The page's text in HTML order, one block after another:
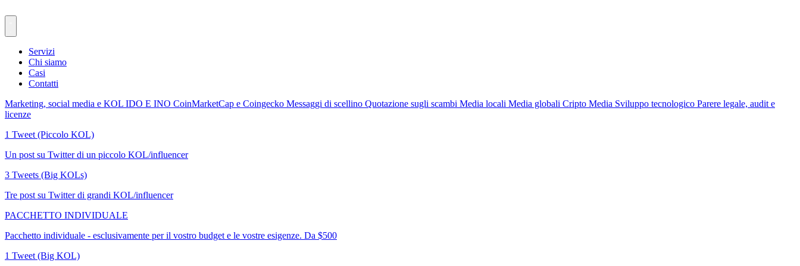
Servizi
Chi siamo
Casi
Contatti
Marketing, social media e KOL IDO E INO CoinMarketCap e Coingecko Messaggi di scellino Quotazione sugli scambi Media locali Media globali Cripto Media Sviluppo tecnologico Parere legale, audit e
licenze
1 Tweet (Piccolo KOL)
Un post su Twitter di un piccolo KOL/influencer
3 Tweets (Big KOLs)
Tre post su Twitter di grandi KOL/influencer
PACCHETTO INDIVIDUALE
Pacchetto individuale - esclusivamente per il vostro budget e le vostre esigenze. Da $500
1 Tweet (Big KOL)